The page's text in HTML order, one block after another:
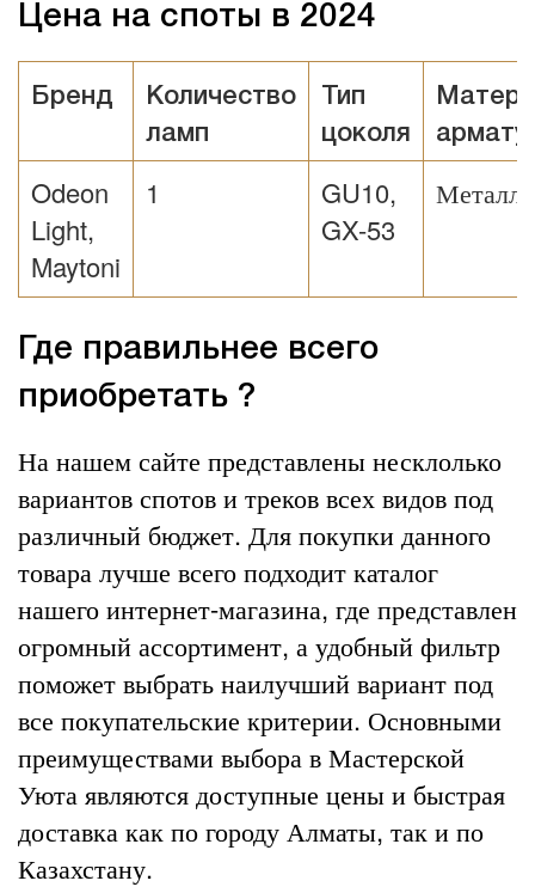
Цена на споты в 2024
Бренд
Количество
ламп
Тип
цоколя
Odeon
Light,
Maytoni
1
GU10,
GX-53
Металл
Где правильнее всего
приобретать ?
На нашем сайте представлены несклолько
вариантов спотов и треков всех видов под
различный бюджет. Для покупки данного
товара лучше всего подходит каталог
нашего интернет-магазина, где представлен
огромный ассортимент, а удобный фильтр
поможет выбрать наилучший вариант под
все покупательские критерии. Основными
преимуществами выбора в Мастерской
Уюта являются доступные цены и быстрая
доставка как по городу Алматы, так и по
Казахстану.